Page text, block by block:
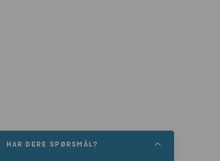
HAR DERE SPØRSMÅL?